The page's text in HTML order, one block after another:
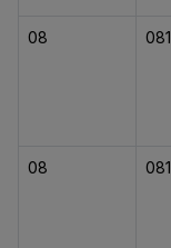
08 081
08 081